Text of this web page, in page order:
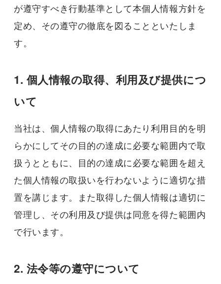
が遵守すべき行動基準として本個人情報方針を
定め、その遵守の徹底を図ることといたしま
す。
1. 個人情報の取得、利用及び提供につ
いて
当社は、個人情報の取得にあたり利用目的を明
らかにしてその目的の達成に必要な範囲内で取
扱うとともに、目的の達成に必要な範囲を超え
た個人情報の取扱いを行わないように適切な措
置を講じます。また取得した個人情報は適切に
管理し、その利用及び提供は同意を得た範囲内
で行います。
2. 法令等の遵守について